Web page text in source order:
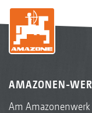
AMAZONEN-
Am